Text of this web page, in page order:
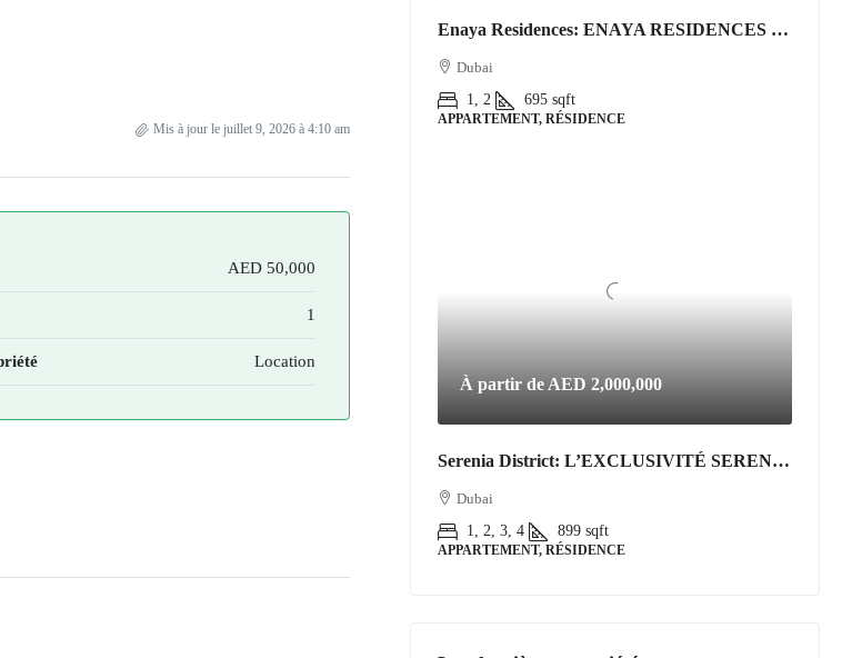
Mis à jour le juillet 9, 2026 à 4:10 am
AED 50,000
1
Location
Enaya Residences: ENAYA RESIDENCES • JVT DISTRICT 3
Dubai
1, 2
695 sqft
APPARTEMENT, RÉSIDENCE
À partir de AED 2,000,000
Serenia District: L’EXCLUSIVITÉ SERENIA DISTRICT | L’Art de Vivre Resort au Cœur de Jumeirah Islands
Dubai
1, 2, 3, 4
899 sqft
APPARTEMENT, RÉSIDENCE